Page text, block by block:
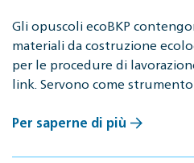
Gli opuscoli ecoBKP
materiali da costruzione
per le procedure di
link. Servono come
Per saperne di più